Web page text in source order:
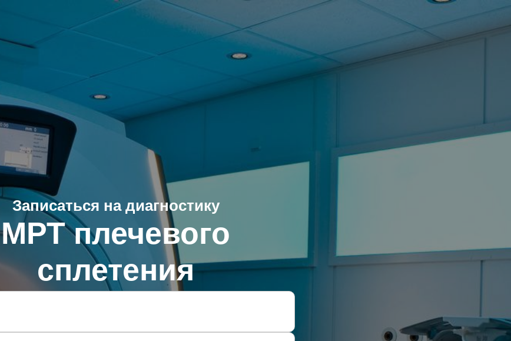
МРТ плечевого
сплетения
Записаться на диагностику